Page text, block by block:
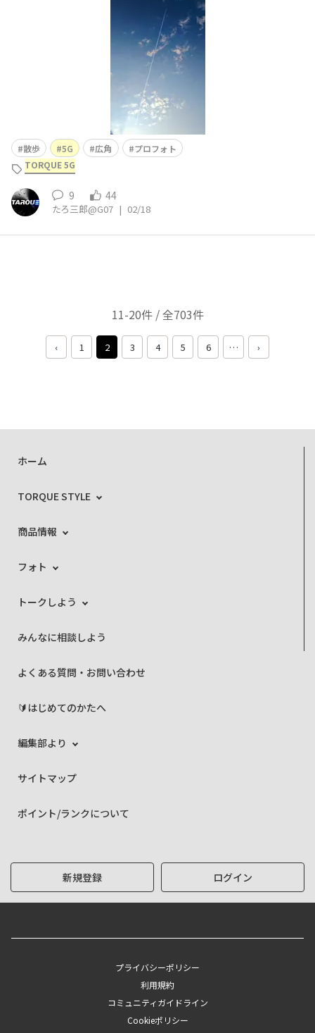
散歩 5G 広角
プロフォト
TORQUE 5G
9 44
たろ三郎@G07 | 02/18
11-20件 / 全703件
‹ 1 2 3 4 5 6 … ›
ホーム
TORQUE STYLE
商品情報
フォト
トークしよう
みんなに相談しよう
よくある質問・お問い合わせ
🔰はじめてのかたへ
編集部より
サイトマップ
ポイント/ランクについて
新規登録 ログイン
プライバシーポリシー
利用規約
コミュニティガイドライン
Cookieポリシー